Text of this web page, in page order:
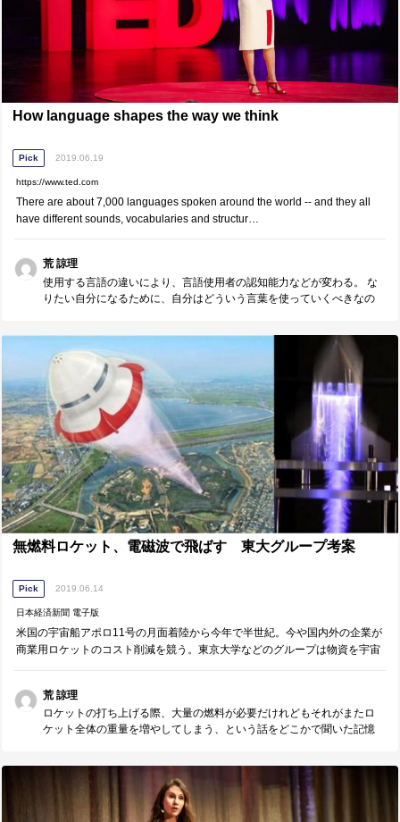
How language shapes the way we think
Pick 2019.06.19
https://www.ted.com
There are about 7,000 languages spoken around the world -- and they all
have different sounds, vocabularies and structur…
荒 諒理
使用する言語の違いにより、言語使用者の認知能力などが変わる。 な
りたい自分になるために、自分はどういう言葉を使っていくべきなの
無燃料ロケット、電磁波で飛ばす 東大グループ考案
Pick 2019.06.14
日本経済新聞 電子版
米国の宇宙船アポロ11号の月面着陸から今年で半世紀。今や国内外の企業が
商業用ロケットのコスト削減を競う。東京大学などのグループは物資を宇宙
荒 諒理
ロケットの打ち上げる際、大量の燃料が必要だけれどもそれがまたロ
ケット全体の重量を増やしてしまう、という話をどこかで聞いた記憶